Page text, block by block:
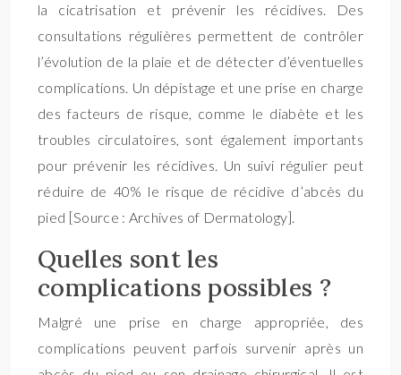
la cicatrisation et prévenir les récidives. Des
consultations régulières permettent de contrôler
l’évolution de la plaie et de détecter d’éventuelles
complications. Un dépistage et une prise en charge
des facteurs de risque, comme le diabète et les
troubles circulatoires, sont également importants
pour prévenir les récidives. Un suivi régulier peut
réduire de 40% le risque de récidive d’abcès du
pied [Source : Archives of Dermatology].
Quelles sont les
complications possibles ?
Malgré une prise en charge appropriée, des
complications peuvent parfois survenir après un